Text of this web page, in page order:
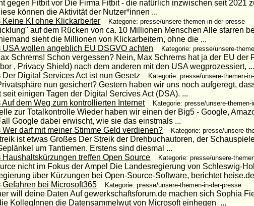
gegen Fitbit vor Die Firma Fitbit - die natürlich inzwischen seit 2021
können die Aktivität der Nutzer*innen ...
Keine KI ohne Klickarbeiter Kategorie: presse/unsere-themen-in-der-presse
auf dem Rücken von ca. 10 Millionen Menschen Alle starren
sieht die Millionen von Klickarbeitern, ohne die ...
USA wollen angeblich EU DSGVO achten Kategorie: presse/unsere-
Schrems! Schon vergessen? Nein, Max Schrems hat ja der EU
, Privacy Shield) nach dem anderen mit den USA wegprozessiert, ...
Der Digital Services Act ist nun Gesetz Kategorie: presse/unsere-themen-
nun gesichert? Gestern haben wir uns noch aufgeregt,
seit einigen Tagen der Digital Sercives Act (DSA). ...
Auf dem Weg zum kontrollierten Internet Kategorie: presse/unsere-themen-
zur Totalkontrolle Wieder haben wir einen der Big5 - Google,
Google dabei erwischt, wie sie das einstmals ...
Wer darf mit meiner Stimme Geld verdienen? Kategorie: presse/unsere-
ist etwas Großes Der Streik der Drehbuchautoren, der
um Tantiemen. Erstens sind diesmal ...
Haushaltskürzungen treffen Open Source Kategorie: presse/unsere-
nicht im Fokus der Ampel Die Landesregierung von Schleswig-
über Kürzungen bei Open-Source-Software, berichtet
Gefahren bei Microsoft365 Kategorie: presse/unsere-themen-in-der-presse
will deine Daten Auf gewerkschaftsforum.de machen sich Sophia
KollegInnen die Datensammelwut von Microsoft einhegen ...